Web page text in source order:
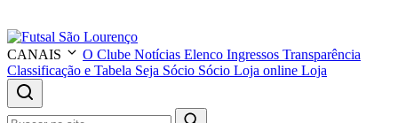
CANAIS O Clube Notícias Elenco Ingressos Transparência
Classificação e Tabela Seja Sócio Sócio Loja online Loja